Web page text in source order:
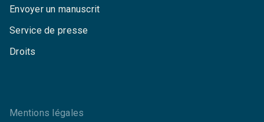
Envoyer un manuscrit
Service de presse
Droits
Mentions légales